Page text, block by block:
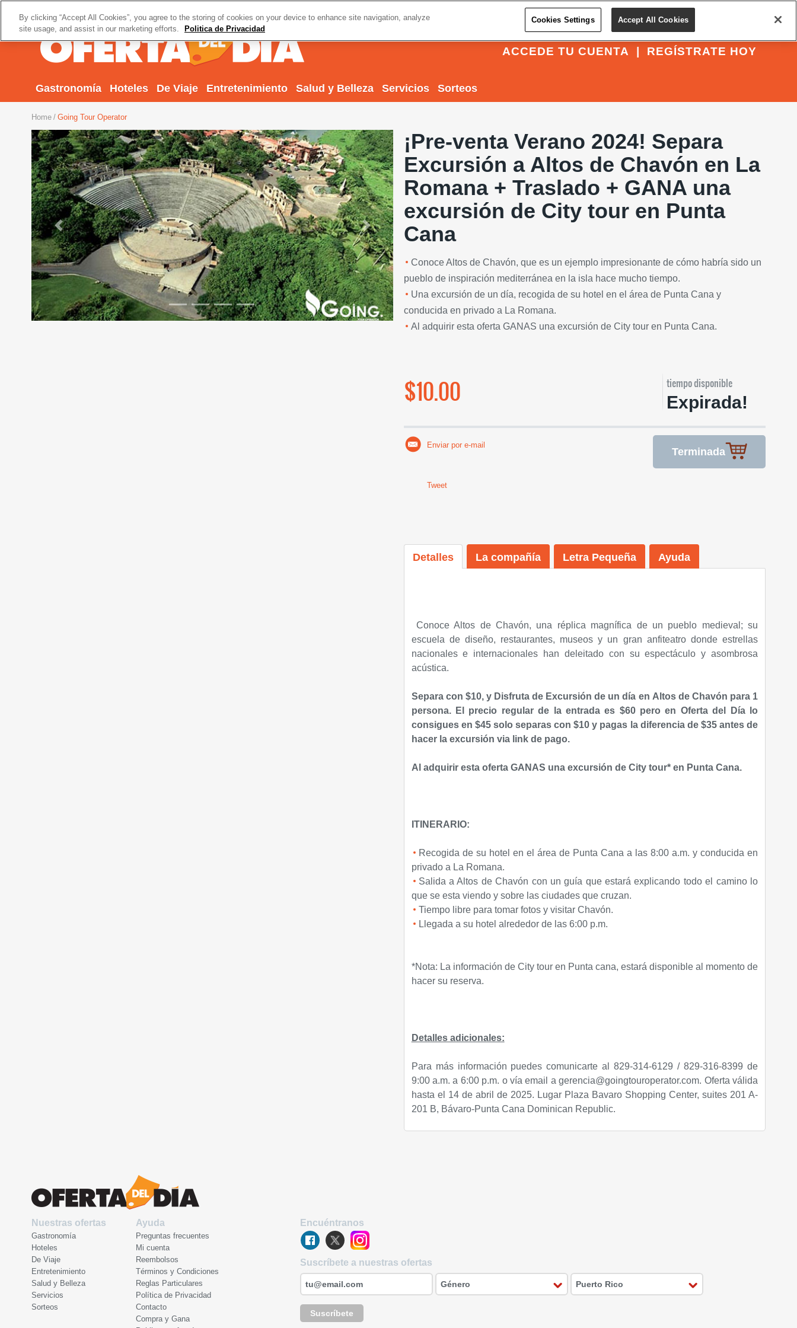
REGÍSTRATE HOY
ACCEDE TU CUENTA
Gastronomía Hoteles De Viaje Entretenimiento Salud y Belleza Servicios Sorteos
Home Going Tour Operator
Previous Next
¡Pre-venta Verano 2024! Separa
Excursión a Altos de Chavón en La
Romana + Traslado + GANA una
excursión de City tour en Punta
Cana
Conoce Altos de Chavón, que es un ejemplo impresionante de cómo habría sido un
pueblo de inspiración mediterránea en la isla hace mucho tiempo.
Una excursión de un día, recogida de su hotel en el área de Punta Cana y
conducida en privado a La Romana.
Al adquirir esta oferta GANAS una excursión de City tour en Punta Cana.
$10.00 tiempo disponible
Expirada!
Terminada
Enviar por e-mail
Tweet
Detalles La compañía Letra Pequeña Ayuda
Conoce Altos de Chavón, una réplica magnífica de un pueblo medieval; su
escuela de diseño, restaurantes, museos y un gran anfiteatro donde estrellas
nacionales e internacionales han deleitado con su espectáculo y asombrosa
acústica.
Separa con $10, y Disfruta de Excursión de un día en Altos de Chavón para 1
persona.El precio regular de la entrada es $60 pero en Oferta del Día lo
consigues en $45 solo separas con $10 y pagas la diferencia de $35 antes de
hacer la excursión via link de pago.
Al adquirir esta oferta GANAS una excursión de City tour* en Punta Cana.
ITINERARIO:
Recogida de su hotel en el área de Punta Cana a las 8:00 a.m. y conducida en
privado a La Romana.
Salida a Altos de Chavón con un guía que estará explicando todo el camino lo
que se esta viendo y sobre las ciudades que cruzan.
Tiempo libre para tomar fotos y visitar Chavón.
Llegada a su hotel alrededor de las 6:00 p.m.
*Nota: La información de City tour en Punta cana, estará disponible al momento de
hacer su reserva.
Detalles adicionales:
Para más información puedes comunicarte al 829-314-6129 / 829-316-8399 de
9:00 a.m. a 6:00 p.m. o vía email a gerencia@goingtouroperator.com. Oferta válida
hasta el 14 de abril de 2025. Lugar Plaza Bavaro Shopping Center, suites 201 A-
201 B, Bávaro-Punta Cana Dominican Republic.
Nuestras ofertas
Gastronomía
Hoteles
De Viaje
Entretenimiento
Salud y Belleza
Servicios
Sorteos
Ayuda
Preguntas frecuentes
Mi cuenta
Reembolsos
Términos y Condiciones
Reglas Particulares
Política de Privacidad
Contacto
Compra y Gana
Encuéntranos
Suscríbete a nuestras ofertas
Suscríbete
By clicking “Accept All Cookies”, you agree to the storing of cookies on your device to enhance site navigation, analyze
site usage, and assist in our marketing efforts.
Politica de Privacidad
Cookies Settings Accept All Cookies